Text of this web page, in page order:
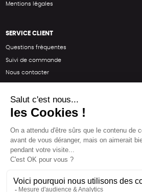
Mentions légales
SERVICE CLIENT
Questions fréquentes
Suivi de commande
Nous contacter
SUIVEZ-NOUS